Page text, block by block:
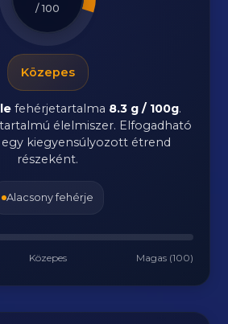
/ 100
Közepes
fehérjetartalma 8.3 g / 100g.
élelmiszer. Elfogadható
kiegyensúlyozott étrend
részeként.
Alacsony fehérje
Közepes Magas (100)